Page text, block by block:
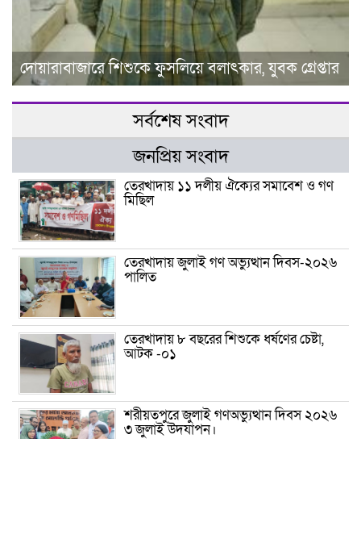
দোয়ারাবাজারে শিশুকে ফুসলিয়ে বলাৎকার, যুবক গ্রেপ্তার
সর্বশেষ সংবাদ
জনপ্রিয় সংবাদ
তেরখাদায় ১১ দলীয় ঐক্যের সমাবেশ ও গণ
মিছিল
তেরখাদায় জুলাই গণ অভ্যুত্থান দিবস-২০২৬
পালিত
তেরখাদায় ৮ বছরের শিশুকে ধর্ষণের চেষ্টা,
আটক -০১
শরীয়তপুরে জুলাই গণঅভ্যুত্থান দিবস ২০২৬
৩ জুলাই উদযাপন।